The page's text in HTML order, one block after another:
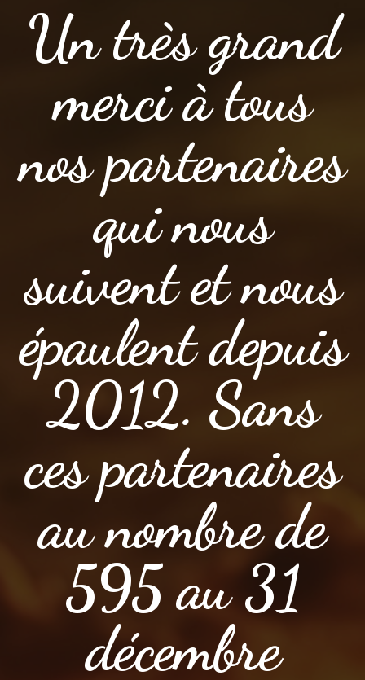
Un très grand
merci à tous
nos partenaires
qui nous
suivent et nous
épaulent depuis
2012. Sans
ces partenaires
au nombre de
595 au 31
décembre